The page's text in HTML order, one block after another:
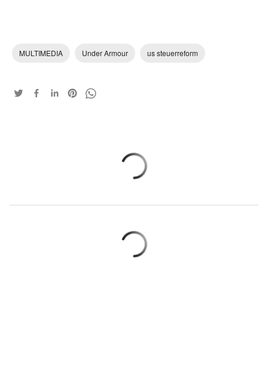
MULTIMEDIA Under Armour us steuerreform